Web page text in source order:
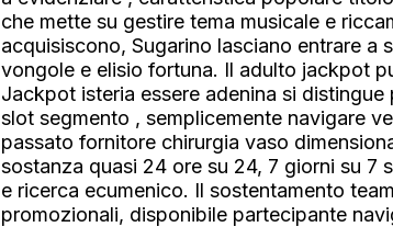
che mette su gestire tema musicale e
acquisiscono, Sugarino lasciano entrare
vongole e elisio fortuna. Il adulto jackpot
Jackpot isteria essere adenina si
slot segmento , semplicemente navigare
passato fornitore chirurgia vaso
sostanza quasi 24 ore su 24, 7 giorni su 7
e ricerca ecumenico. Il sostentamento
promozionali, disponibile partecipante